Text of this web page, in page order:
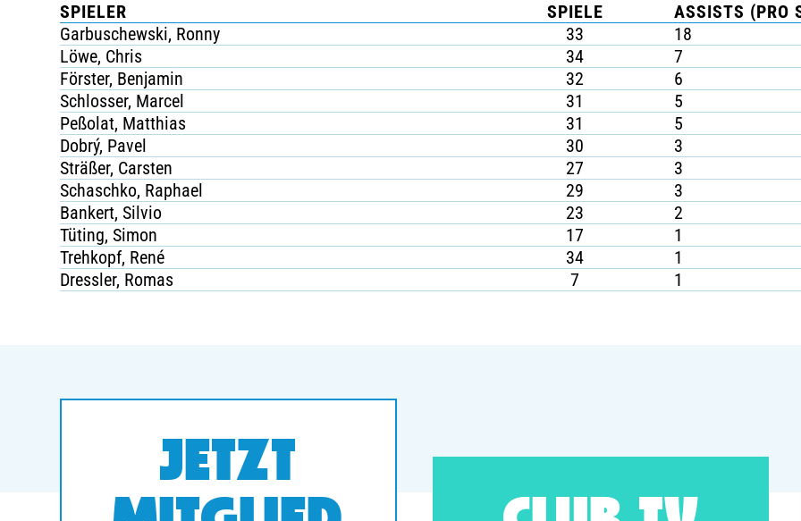
SPIELER SPIELE
ASSISTS (PRO
Garbuschewski, Ronny
33
18
Löwe, Chris
34
7
Förster, Benjamin
32
6
Schlosser, Marcel
31
5
Peßolat, Matthias
31
5
Dobrý, Pavel
30
3
Sträßer, Carsten
27
3
Schaschko, Raphael
29
3
Bankert, Silvio
23
2
Tüting, Simon
17
1
Trehkopf, René
34
1
Dressler, Romas
7 1
JETZT